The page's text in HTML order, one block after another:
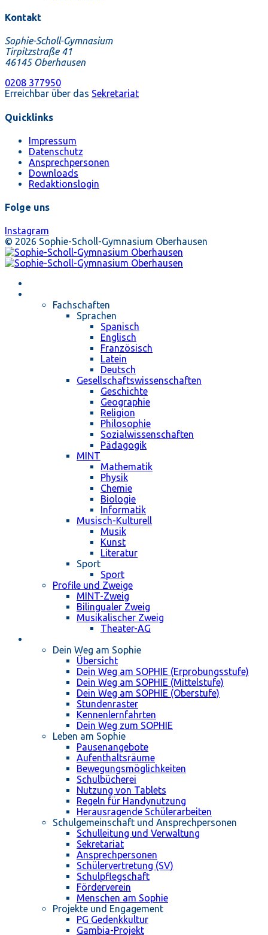
Kontakt
Sophie-Scholl-Gymnasium
Tirpitzstraße 41
46145 Oberhausen
0208 377950
Erreichbar über das Sekretariat
Quicklinks
Impressum
Datenschutz
Ansprechpersonen
Downloads
Redaktionslogin
Folge uns
Instagram
© 2026 Sophie-Scholl-Gymnasium Oberhausen
Fachschaften
Sprachen
Spanisch
Englisch
Französisch
Latein
Deutsch
Gesellschaftswissenschaften
Geschichte
Geographie
Religion
Philosophie
Sozialwissenschaften
Pädagogik
MINT
Mathematik
Physik
Chemie
Biologie
Informatik
Musisch-Kulturell
Musik
Kunst
Literatur
Sport
Sport
Profile und Zweige
MINT-Zweig
Bilingualer Zweig
Musikalischer Zweig
Theater-AG
Dein Weg am Sophie
Übersicht
Dein Weg am SOPHIE (Erprobungsstufe)
Dein Weg am SOPHIE (Mittelstufe)
Dein Weg am SOPHIE (Oberstufe)
Stundenraster
Kennenlernfahrten
Dein Weg zum SOPHIE
Leben am Sophie
Pausenangebote
Aufenthaltsräume
Bewegungsmöglichkeiten
Schulbücherei
Nutzung von Tablets
Regeln für Handynutzung
Herausragende Schülerarbeiten
Schulgemeinschaft und Ansprechpersonen
Schulleitung und Verwaltung
Sekretariat
Ansprechpersonen
Schülervertretung (SV)
Schulpflegschaft
Förderverein
Menschen am Sophie
Projekte und Engagement
PG Gedenkkultur
Gambia-Projekt